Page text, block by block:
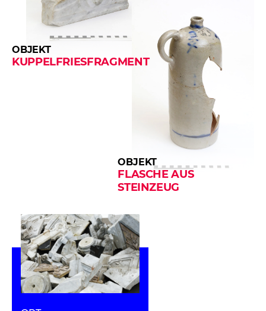
OBJEKT
KUPPELFRIESFRAGMENT
OBJEKT
FLASCHE AUS
STEINZEUG